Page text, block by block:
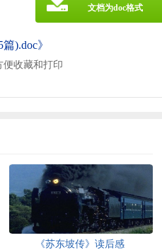
).doc》
便收藏和打印
文档为doc格式
《苏东坡传》读后感